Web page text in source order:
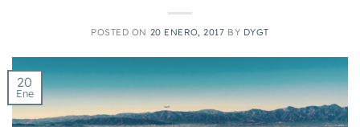
POSTED ON 20 ENERO, 2017 BY DYGT
20
Ene